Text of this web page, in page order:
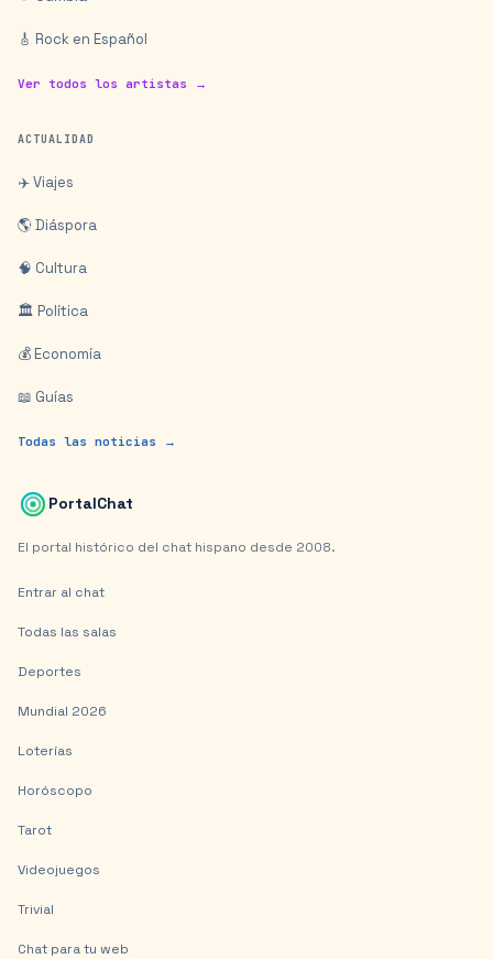
🎸 Rock en Español
Ver todos los artistas →
ACTUALIDAD
✈️ Viajes
🌎 Diáspora
🧠 Cultura
🏛️ Política
💰 Economía
📖 Guías
Todas las noticias →
PortalChat
El portal histórico del chat hispano desde 2008.
Entrar al chat
Todas las salas
Deportes
Mundial 2026
Loterías
Horóscopo
Tarot
Videojuegos
Trivial
Chat para tu web